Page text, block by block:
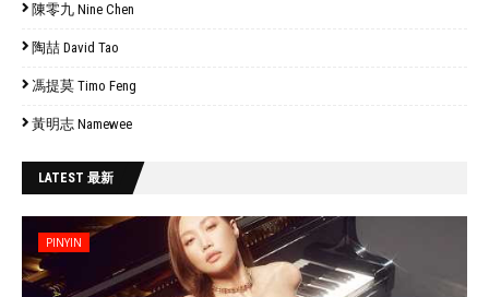
陳零九 Nine Chen
陶喆 David Tao
馮提莫 Timo Feng
黃明志 Namewee
LATEST 最新
PINYIN